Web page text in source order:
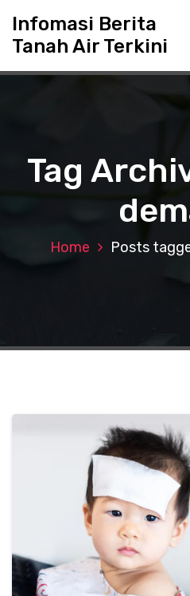
t
Infomasi Berita
Tanah Air Terkini
Tag
Home Posts